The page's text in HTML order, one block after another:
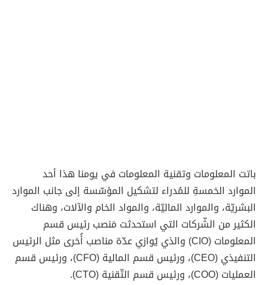
باتت المعلومات وتقنية المعلومات في يومنا هذا أحد
الموارد الخمسةِ للمُدراء لتشكيل المؤسّسة إلى جانب الموارد
البشريّة، والموارد الماليّة، والمواد الخام والآلات، وهناك
الكثير من الشّركات التي استحدثت مَنصب رئيس قسم
المعلومات (CIO) والذي يُوازي عدّة مناصب أُخرى مثل الرئيس
التنفيذي (CEO)، ورئيس قسم المالية (CFO)، ورئيس قسم
العمليات (COO)، ورئيس قسم التّقنية (CTO).